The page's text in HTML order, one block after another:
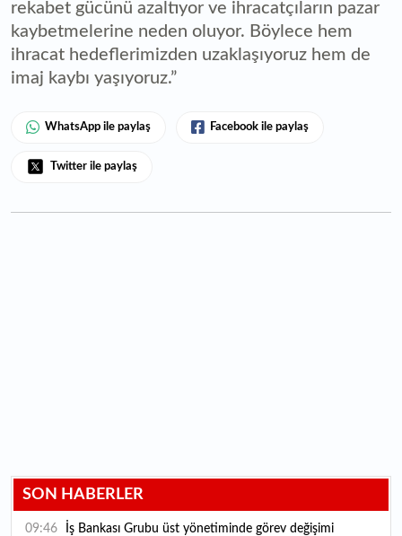
rekabet gücünü azaltıyor ve ihracatçıların pazar
kaybetmelerine neden oluyor. Böylece hem
ihracat hedeflerimizden uzaklaşıyoruz hem de
imaj kaybı yaşıyoruz.”
WhatsApp ile paylaş Facebook ile paylaş
Twitter ile paylaş
SON HABERLER
09:46 İş Bankası Grubu üst yönetiminde görev değişimi